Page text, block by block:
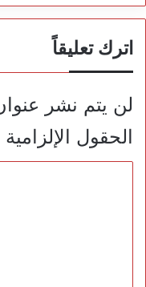
اترك تعليقاً
لن يتم نشر
الحقول